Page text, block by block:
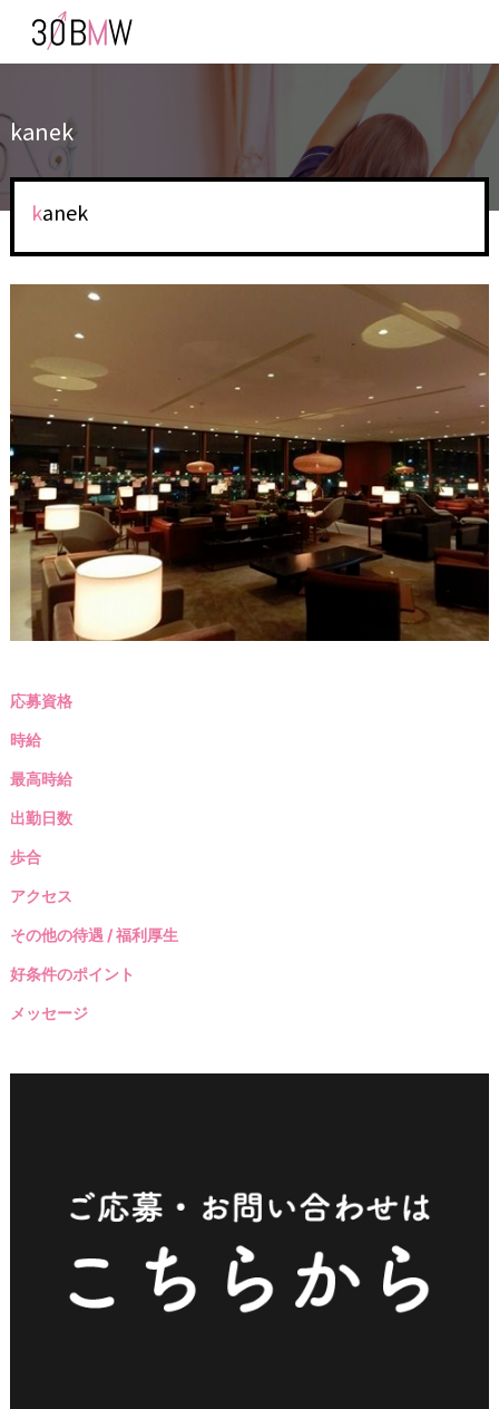
kanek
kanek
応募資格
時給
最高時給
出勤日数
歩合
アクセス
その他の待遇 / 福利厚生
好条件のポイント
メッセージ